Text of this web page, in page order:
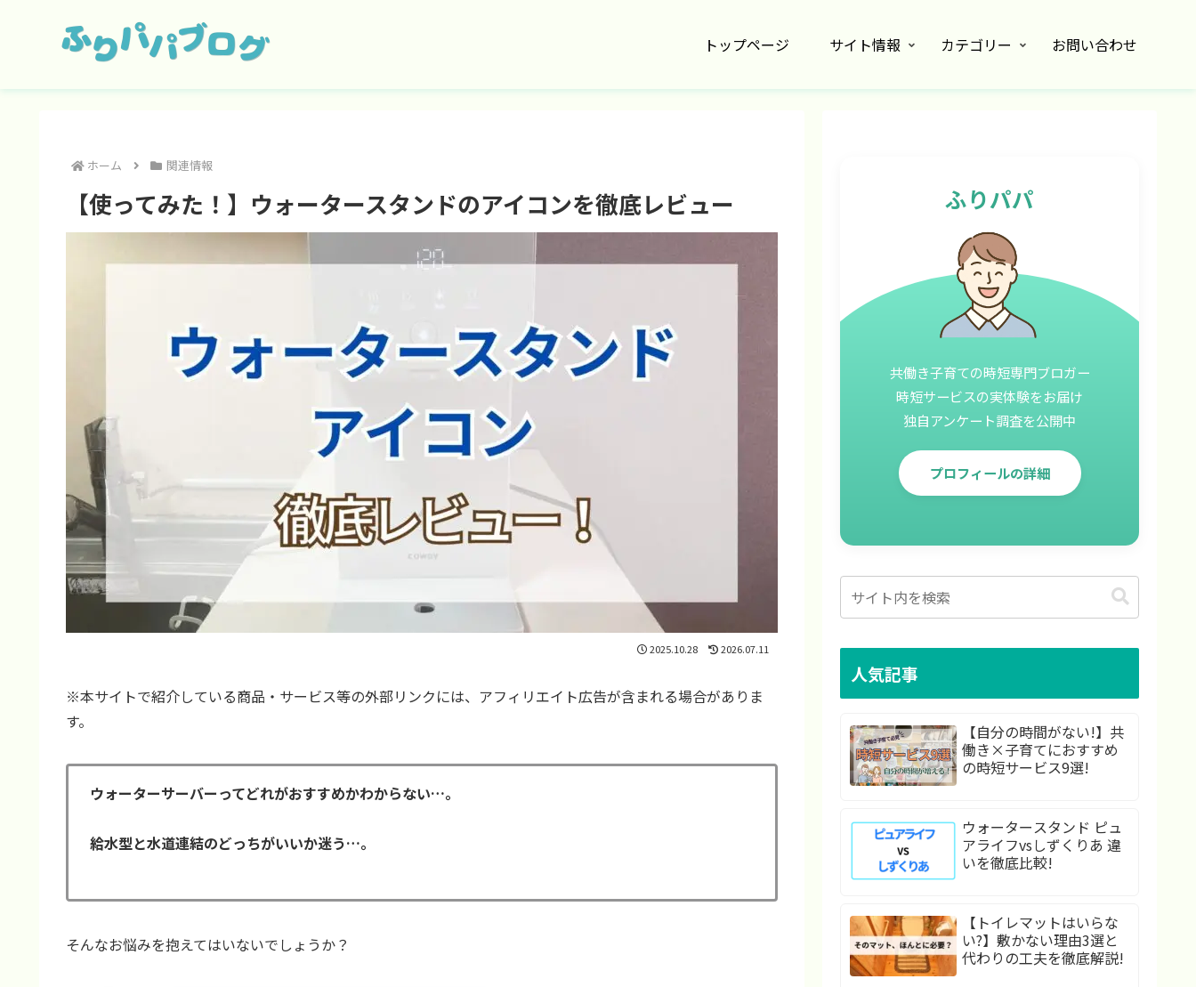
トップページ サイト情報 カテゴリー お問い合わせ
ホーム 関連情報
【使ってみた！】ウォータースタンドのアイコンを徹底レビュー
2025.10.28 2026.07.11
※本サイトで紹介している商品・サービス等の外部リンクには、アフィリエイト広告が含まれる場合がありま
す。
ウォーターサーバーってどれがおすすめかわからない…。
給水型と水道連結のどっちがいいか迷う…。
そんなお悩みを抱えてはいないでしょうか？
ふりパパ
共働き子育ての時短専門ブロガー
時短サービスの実体験をお届け
独自アンケート調査を公開中
プロフィールの詳細
人気記事
【自分の時間がない!】共
働き×子育てにおすすめ
の時短サービス9選!
ウォータースタンド ピュ
アライフvsしずくりあ 違
いを徹底比較!
【トイレマットはいらな
い?】敷かない理由3選と
代わりの工夫を徹底解説!